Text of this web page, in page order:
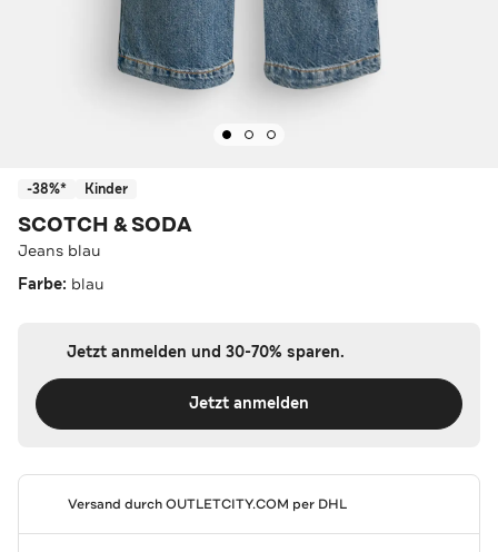
-38%* Kinder
SCOTCH & SODA
Jeans blau
Farbe: blau
Jetzt anmelden und 30-70% sparen.
Jetzt anmelden
Versand durchOUTLETCITY.COM per DHL